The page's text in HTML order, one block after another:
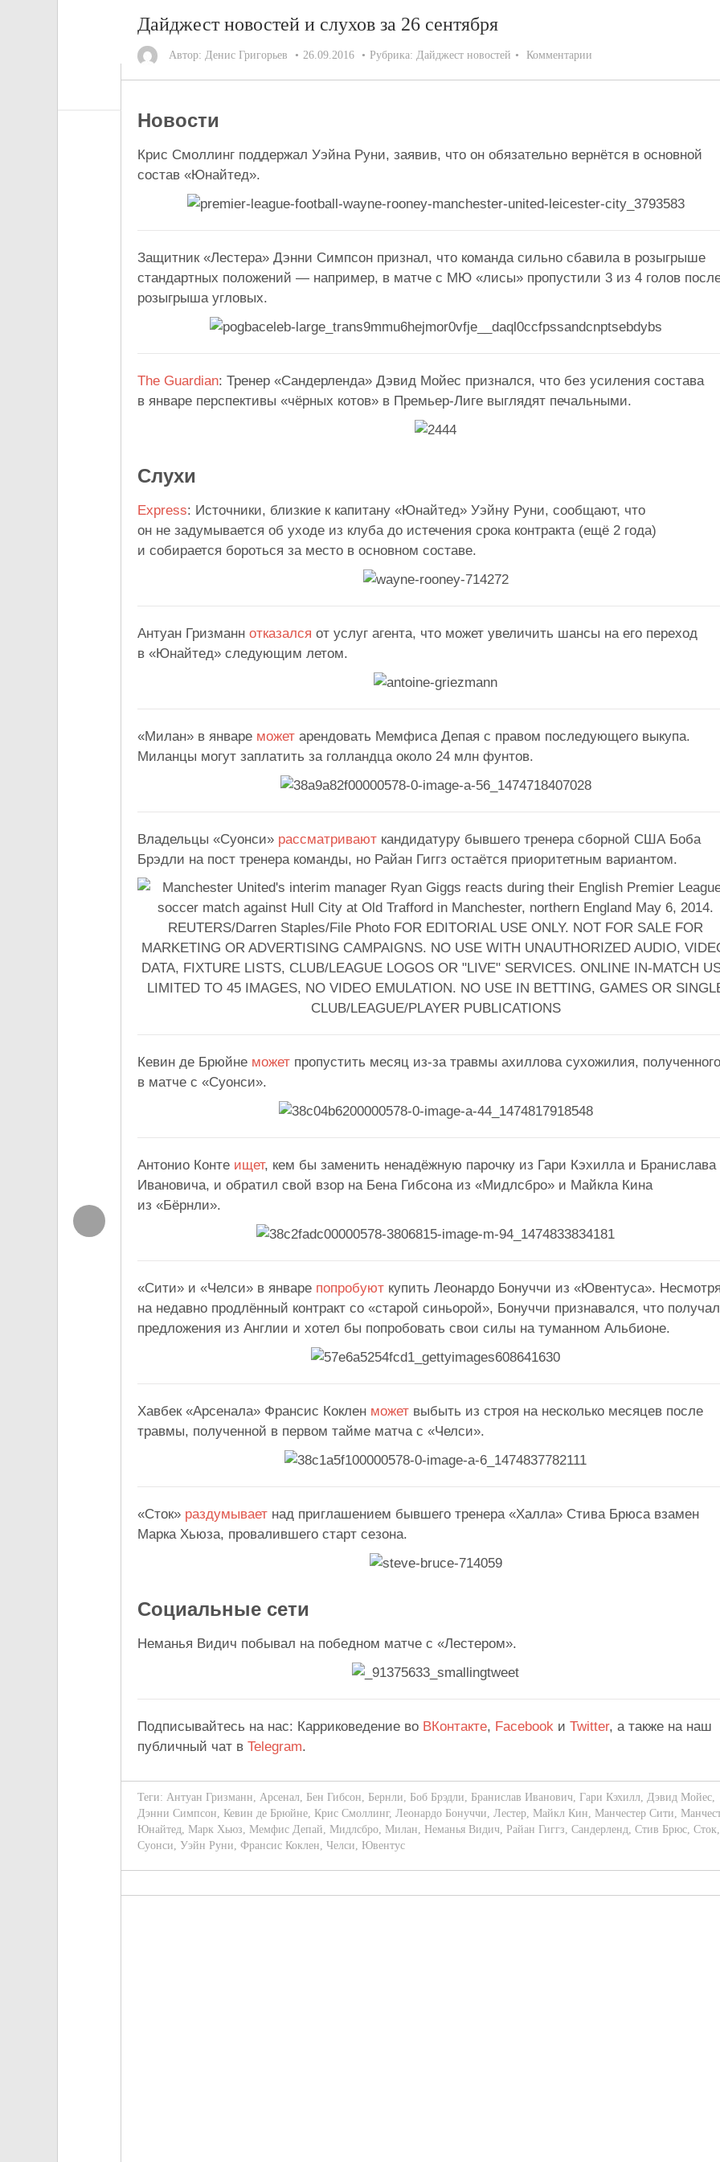
Дайджест новостей и слухов за 26 сентября
Автор: Денис Григорьев 26.09.2016 Рубрика: Дайджест новостей Комментарии
Новости
Крис Смоллинг поддержал Уэйна Руни, заявив, что он обязательно вернётся в основной
состав «Юнайтед».
Защитник «Лестера» Дэнни Симпсон признал, что команда сильно сбавила в розыгрыше
стандартных положений — например, в матче с МЮ «лисы» пропустили 3 из 4 голов
розыгрыша угловых.
The Guardian: Тренер «Сандерленда» Дэвид Мойес признался, что без усиления состава
в январе перспективы «чёрных котов» в Премьер-Лиге выглядят печальными.
Слухи
Express: Источники, близкие к капитану «Юнайтед» Уэйну Руни, сообщают, что
он не задумывается об уходе из клуба до истечения срока контракта (ещё 2 года)
и собирается бороться за место в основном составе.
Антуан Гризманн отказался от услуг агента, что может увеличить шансы на его переход
в «Юнайтед» следующим летом.
«Милан» в январе может арендовать Мемфиса Депая с правом последующего выкупа.
Миланцы могут заплатить за голландца около 24 млн фунтов.
Владельцы «Суонси» рассматривают кандидатуру бывшего тренера сборной США Боба
Брэдли на пост тренера команды, но Райан Гиггз остаётся приоритетным вариантом.
Кевин де Брюйне может пропустить месяц из-за травмы ахиллова сухожилия, полученного
в матче с «Суонси».
Антонио Конте ищет, кем бы заменить ненадёжную парочку из Гари Кэхилла и Бранислава
Ивановича, и обратил свой взор на Бена Гибсона из «Мидлсбро» и Майкла Кина
из «Бёрнли».
«Сити» и «Челси» в январе попробуют купить Леонардо Бонуччи из «Ювентуса».
на недавно продлённый контракт со «старой синьорой», Бонуччи признавался, что получал
предложения из Англии и хотел бы попробовать свои силы на туманном Альбионе.
Хавбек «Арсенала» Франсис Коклен может выбыть из строя на несколько месяцев после
травмы, полученной в первом тайме матча с «Челси».
«Сток» раздумывает над приглашением бывшего тренера «Халла» Стива Брюса взамен
Марка Хьюза, провалившего старт сезона.
Социальные сети
Неманья Видич побывал на победном матче с «Лестером».
Подписывайтесь на нас: Карриковедение во ВКонтакте, Facebook и Twitter, а также на наш
публичный чат в Telegram.
Теги: Антуан Гризманн, Арсенал, Бен Гибсон, Бернли, Боб Брэдли, Бранислав Иванович, Гари Кэхилл, Дэвид Мойес,
Дэнни Симпсон, Кевин де Брюйне, Крис Смоллинг, Леонардо Бонуччи, Лестер, Майкл Кин, Манчестер Сити,
Юнайтед, Марк Хьюз, Мемфис Депай, Мидлсбро, Милан, Неманья Видич, Райан Гиггз, Сандерленд, Стив Брюс, Сток,
Суонси, Уэйн Руни, Франсис Коклен, Челси, Ювентус